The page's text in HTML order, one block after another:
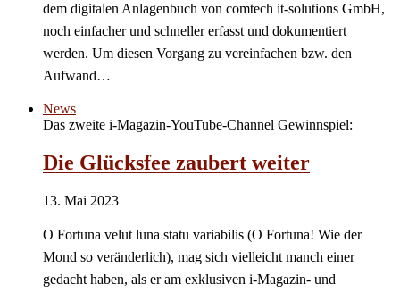
dem digitalen Anlagenbuch von comtech it-solutions GmbH,
noch einfacher und schneller erfasst und dokumentiert
werden. Um diesen Vorgang zu vereinfachen bzw. den
Aufwand…
News
Das zweite i-Magazin-YouTube-Channel Gewinnspiel:
Die Glücksfee zaubert weiter
13. Mai 2023
O Fortuna velut luna statu variabilis (O Fortuna! Wie der
Mond so veränderlich), mag sich vielleicht manch einer
gedacht haben, als er am exklusiven i-Magazin- und